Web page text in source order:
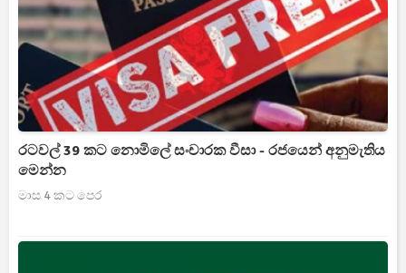
රටවල් 39 කට නොමිලේ සංචාරක වීසා - රජයෙන් අනුමැතිය
මෙන්න
මාස 4 කට පෙර